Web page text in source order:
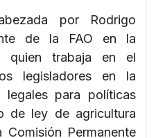
por Rodrigo
de la FAO en la
quien trabaja en el
legisladores en la
legales para políticas
de ley de agricultura
Permanente